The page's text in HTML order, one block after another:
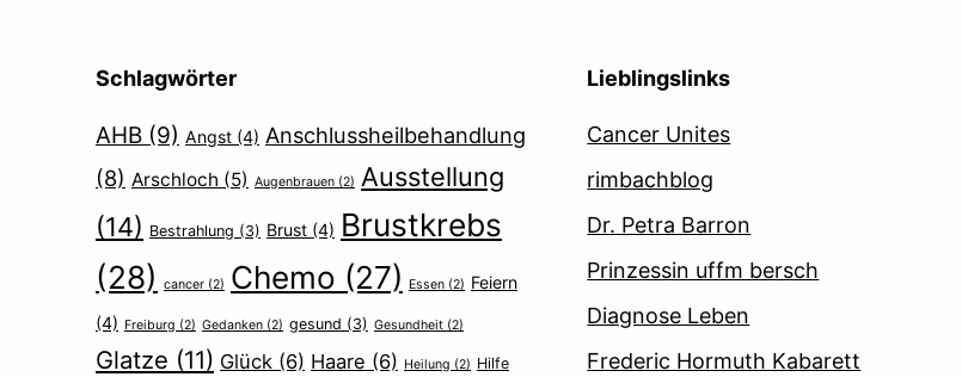
Schlagwörter
AHB (9) Angst (4) Anschlussheilbehandlung
(8) Arschloch (5) Augenbrauen (2) Ausstellung
(14) Bestrahlung (3) Brust (4) Brustkrebs
(28)
cancer (2) Chemo (27) Essen (2) Feiern
(4) Freiburg (2) Gedanken (2) gesund (3) Gesundheit (2)
Glatze (11) Glück (6) Haare (6) Heilung (2) Hilfe
Lieblingslinks
Cancer Unites
rimbachblog
Dr. Petra Barron
Prinzessin uffm bersch
Diagnose Leben
Frederic Hormuth Kabarett